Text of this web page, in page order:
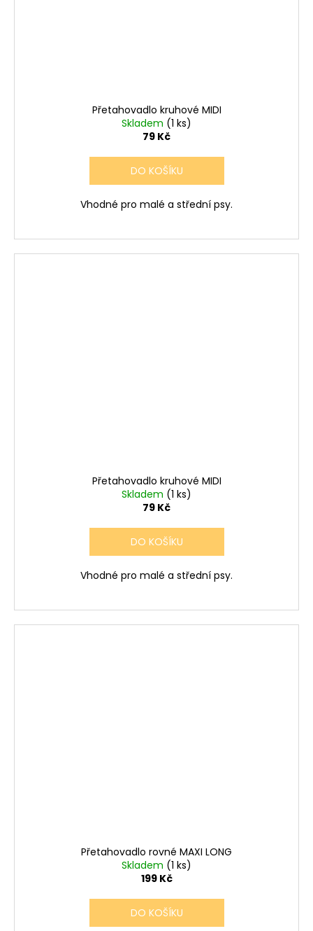
Přetahovadlo kruhové MIDI
Skladem (1 ks)
79 Kč
DO KOŠÍKU
Vhodné pro malé a střední psy.
Přetahovadlo kruhové MIDI
Skladem (1 ks)
79 Kč
DO KOŠÍKU
Vhodné pro malé a střední psy.
Přetahovadlo rovné MAXI LONG
Skladem (1 ks)
199 Kč
DO KOŠÍKU